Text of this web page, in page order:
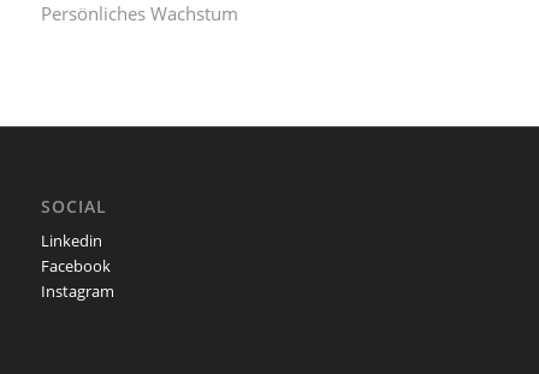
Persönliches Wachstum
SOCIAL
Linkedin
Facebook
Instagram